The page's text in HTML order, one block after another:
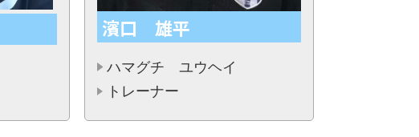
濱口 雄平
ハマグチ ユウヘイ
トレーナー